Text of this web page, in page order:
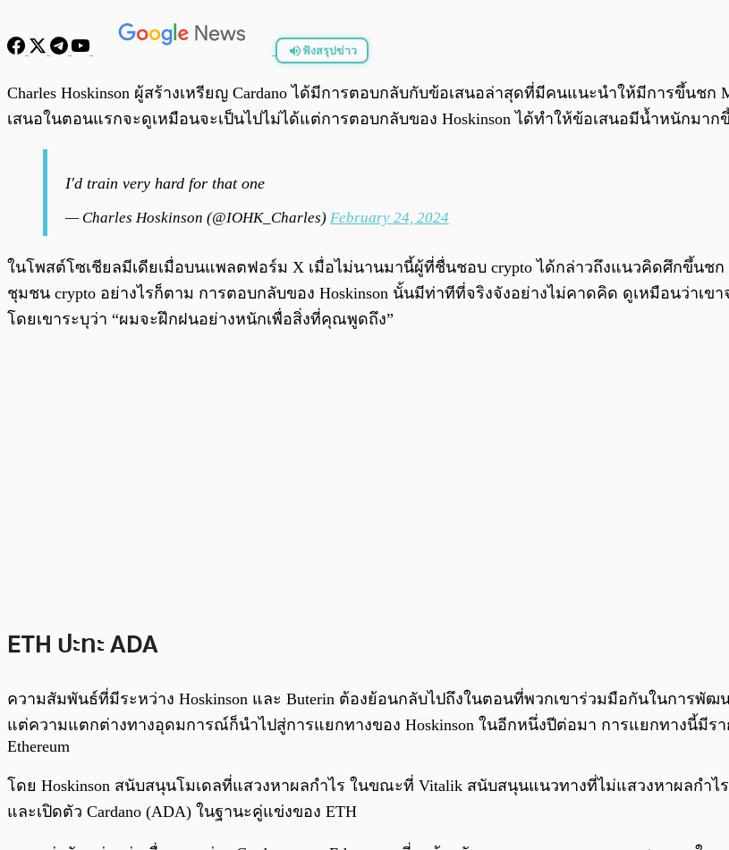
ฟังสรุปข่าว
พร้อมเล่น
Charles Hoskinson ผู้สร้างเหรียญ Cardano ได้มีการตอบกลับกับข้อเสนอล่าสุดที่มีคนแนะนำให้มีการขึ้นชก
เสนอในตอนแรกจะดูเหมือนจะเป็นไปไม่ได้แต่การตอบกลับของ Hoskinson ได้ทำให้ข้อเสนอมีน้ำหนักมาก
I'd train very hard for that one
— Charles Hoskinson (@IOHK_Charles) February 24, 2024
ในโพสต์โซเชียลมีเดียเมื่อบนแพลตฟอร์ม X เมื่อไม่นานมานี้ผู้ที่ชื่นชอบ crypto ได้กล่าวถึงแนวคิดศึกขึ้นชก
ชุมชน crypto อย่างไรก็ตาม การตอบกลับของ Hoskinson นั้นมีท่าทีที่จริงจังอย่างไม่คาดคิด ดูเหมือนว่าเ
โดยเขาระบุว่า “ผมจะฝึกฝนอย่างหนักเพื่อสิ่งที่คุณพูดถึง”
ETH ปะทะ ADA
ความสัมพันธ์ที่มีระหว่าง Hoskinson และ Buterin ต้องย้อนกลับไปถึงในตอนที่พวกเขาร่วมมือกันในการพัฒ
แต่ความแตกต่างทางอุดมการณ์ก็นำไปสู่การแยกทางของ Hoskinson ในอีกหนึ่งปีต่อมา การแยกทางนี้มีร
Ethereum
โดย Hoskinson สนับสนุนโมเดลที่แสวงหาผลกำไร ในขณะที่ Vitalik สนับสนุนแนวทางที่ไม่แสวงหาผลกำไ
และเปิดตัว Cardano (ADA) ในฐานะคู่แข่งของ ETH